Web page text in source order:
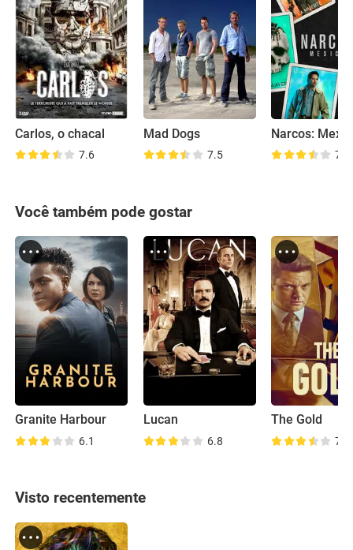
Carlos, o chacal
7.6
Mad Dogs
7.5
Narcos:
7.9
Você também pode gostar
Granite Harbour
6.1
Lucan
6.8
The Gold
7.4
Visto recentemente